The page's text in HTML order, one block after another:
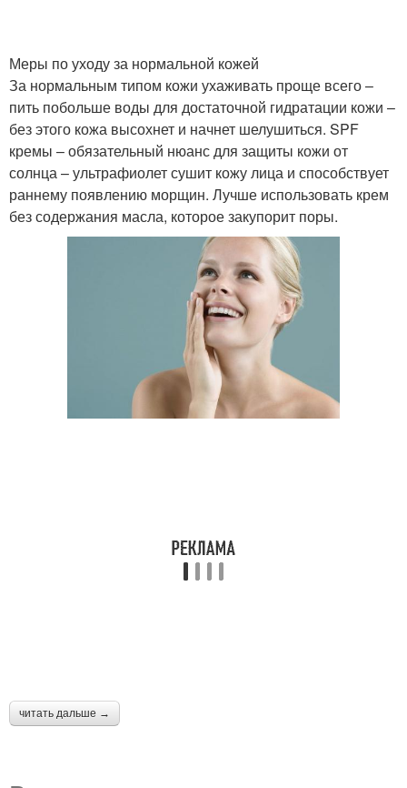
Меры по уходу за нормальной кожей
За нормальным типом кожи ухаживать проще всего –
пить побольше воды для достаточной гидратации кожи –
без этого кожа высохнет и начнет шелушиться. SPF
кремы – обязательный нюанс для защиты кожи от
солнца – ультрафиолет сушит кожу лица и способствует
раннему появлению морщин. Лучше использовать крем
без содержания масла, которое закупорит поры.
читать дальше →